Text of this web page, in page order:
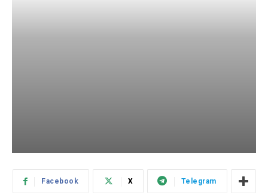
Facebook X Telegram